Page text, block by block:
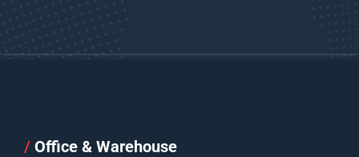
/ Office & Warehouse